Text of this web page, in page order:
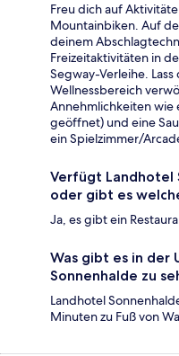
Freu dich auf
Mountainbiken. Auf
deinem
Freizeitaktivitäten in
Segway-Verleihe.
Wellnessbereich
Annehmlichkeiten wie
geöffnet) und eine
ein Spielzimmer/
Verfügt Landhotel
oder gibt es
Ja, es gibt ein
Was gibt es in der
Sonnenhalde zu
Landhotel
Minuten zu Fuß von